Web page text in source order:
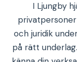
I Ljungby
och juridik
på rätt